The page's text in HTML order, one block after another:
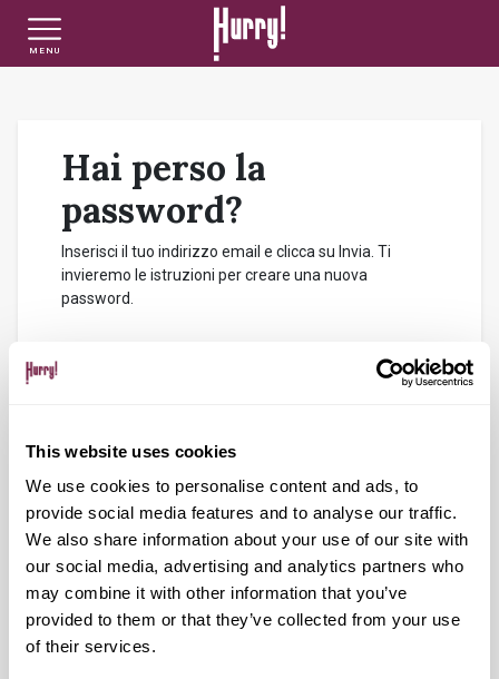
This website uses cookies
We use cookies to personalise content and ads, to
provide social media features and to analyse our traffic.
We also share information about your use of our site with
our social media, advertising and analytics partners who
may combine it with other information that you’ve
provided to them or that they’ve collected from your use
of their services.
MENU
Hai perso la
password?
Inserisci il tuo indirizzo email e clicca su Invia. Ti
invieremo le istruzioni per creare una nuova
password.
INVIA
TORNA AL LOGIN
Protected by reCAPTCHA -
NLT AZIENDE - P.IVA
NLT USATO AZIENDE - P. IVA
NLT USATO
AUTO USATE
PREASSEGNAZIONE